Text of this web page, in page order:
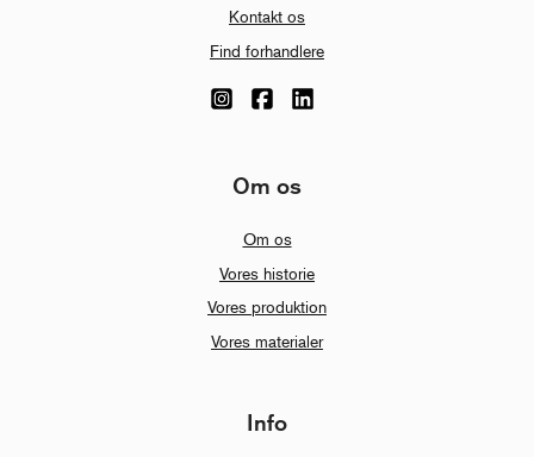
Kontakt os
Find forhandlere
Om os
Om os
Vores historie
Vores produktion
Vores materialer
Info